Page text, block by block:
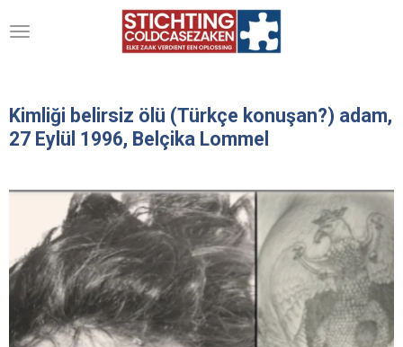
direct
hoofdinhoud
Kimliği belirsiz ölü (Türkçe konuşan?) adam,
27 Eylül 1996, Belçika Lommel